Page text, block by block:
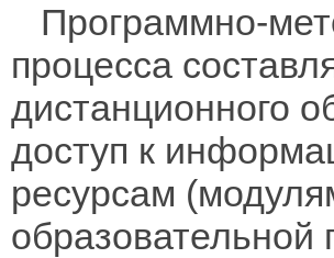
Программно-
процесса
дистанционного
доступ к
ресурсам
образовательной